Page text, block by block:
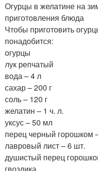
Огурцы в желатине на
приготовления блюда
Чтобы приготовить
понадобится:
огурцы
лук репчатый
вода – 4 л
сахар – 200 г
соль – 120 г
желатин – 1 ч. л.
уксус – 50 мл
перец черный горошком
лавровый лист – 6 шт.
душистый перец